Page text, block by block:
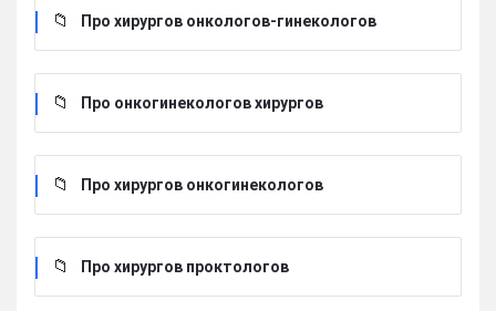
Про хирургов онкологов-гинекологов
Про онкогинекологов хирургов
Про хирургов онкогинекологов
Про хирургов проктологов